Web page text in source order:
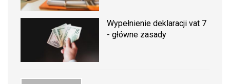
Wypełnienie deklaracji vat 7
- główne zasady